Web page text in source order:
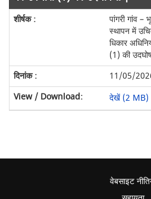
पांगरी गांव –
स्थापन में
धिकार
(1) की
11/05/
देखें (2 MB)
वेबसाइट